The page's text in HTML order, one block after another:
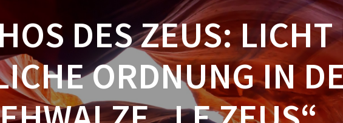
DES ZEUS:
ORDNUNG IN